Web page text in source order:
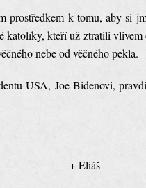
prostředkem k tomu, aby si
kteří už ztratili
nebe od věčného pekla.
USA, Joe Bidenovi,
+ Eliáš